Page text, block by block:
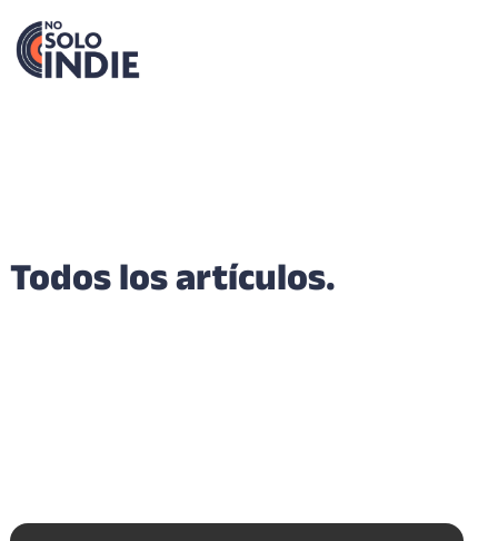
Todos los artículos.